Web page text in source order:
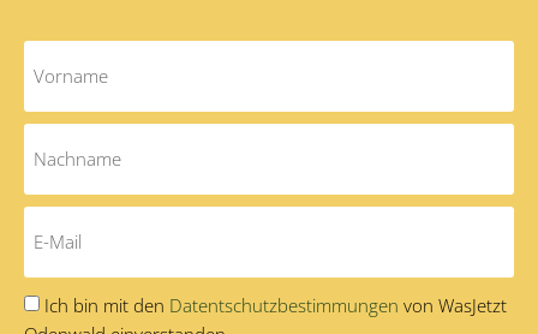
Ich bin mit den Datentschutzbestimmungen von WasJetzt